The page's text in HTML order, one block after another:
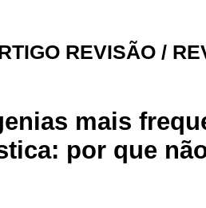
REVISÃO /
mais
por que